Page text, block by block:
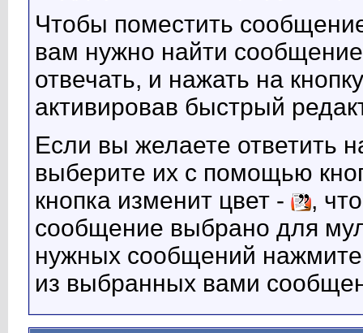
Чтобы поместить
вам нужно найти
отвечать, и нажать на
активировав быстрый
Если вы желаете ответить
выберите их с помощью
кнопка изменит цвет -
,
сообщение выбрано для
нужных сообщений
из выбранных вами